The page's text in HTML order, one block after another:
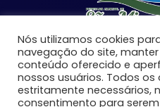
©Copyright 2026 |
Nós utilizamos cookies
navegação do site,
conteúdo oferecido e
nossos usuários. Todos os
estritamente necessários,
consentimento para